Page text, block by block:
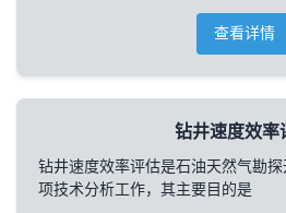
查看详情
钻井速度效率
钻井速度效率评估是石油天然气勘
项技术分析工作，其主要目的是